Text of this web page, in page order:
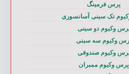
پرس فرمینگ
تک سینی آسانسوری
وکیوم دو سینی
وکیوم سه سینی
وکیوم صندوقی
پرس وکیوم ممبران